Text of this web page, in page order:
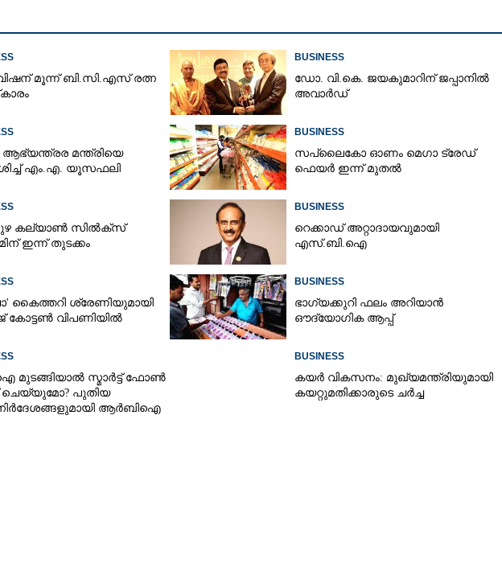
മൂന്ന് ബി.സി.എസ് രത്ന
BUSINESS
ഡോ. വി.കെ. ജയകുമാറിന് ജപ്പാനിൽ
അവാർഡ്
ആഭ്യന്ത്രര മന്ത്രിയെ
എം.എ. യൂസഫലി
BUSINESS
സപ്ലൈകോ ഓണം മെഗാ ട്രേഡ്
ഫെയർ ഇന്ന് മുതൽ
കല്യാൺ സിൽക്‌സ്
ഇന്ന് തുടക്കം
BUSINESS
റെക്കാഡ് അറ്റാദായവുമായി
എസ്.ബി.ഐ
​കൈ​ത്ത​റി​ ​ശ്രേ​ണി​യു​മാ​യി​
​കോ​ട്ടൺ വിപണിയിൽ
BUSINESS
ഭാഗ്യക്കുറി ഫലം അറിയാൻ
ഔദ്യോഗിക ആപ്പ്
മുടങ്ങിയാൽ സ്മാർട്ട് ഫോൺ
ചെയ്യുമോ? പുതിയ
ആർബിഐ
BUSINESS
കയർ വികസനം: മുഖ്യമന്ത്രിയുമായി
കയറ്റുമതിക്കാരുടെ ചർച്ച
യെസ്ഡി സ്‌ക്രാംബ്ലർ 350, ബി.എസ്.എ
സ്‌ക്രാംബ്ലർ 650 വിപണിയിൽ